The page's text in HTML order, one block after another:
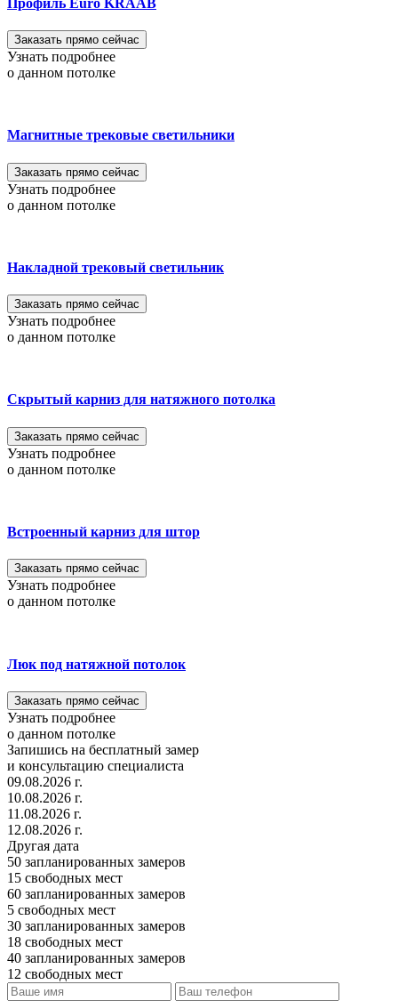
Заказать прямо сейчас
Узнать подробнее
о данном потолке
Магнитные трековые светильники
Заказать прямо сейчас
Узнать подробнее
о данном потолке
Накладной трековый светильник
Заказать прямо сейчас
Узнать подробнее
о данном потолке
Скрытый карниз для натяжного потолка
Заказать прямо сейчас
Узнать подробнее
о данном потолке
Встроенный карниз для штор
Заказать прямо сейчас
Узнать подробнее
о данном потолке
Люк под натяжной потолок
Заказать прямо сейчас
Узнать подробнее
о данном потолке
Запишись на бесплатный замер
и консультацию специалиста
09.08.2026 г.
10.08.2026 г.
11.08.2026 г.
12.08.2026 г.
Другая дата
50 запланированных замеров
15 свободных мест
60 запланированных замеров
5 свободных мест
30 запланированных замеров
18 свободных мест
40 запланированных замеров
12 свободных мест